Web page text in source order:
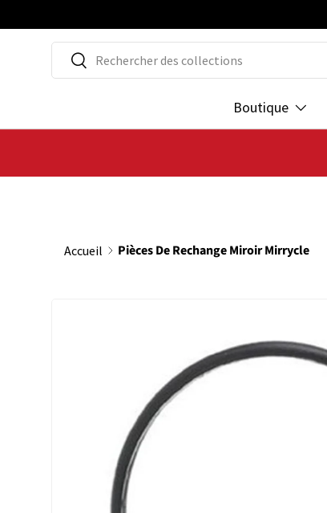
ALLER AU CONTENU
Recherche
Rechercher
Boutique
Accueil Pièces De Rechange Miroir Mirrycle